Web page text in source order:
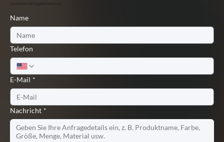
Name
Telefon
E-Mail *
Nachricht *